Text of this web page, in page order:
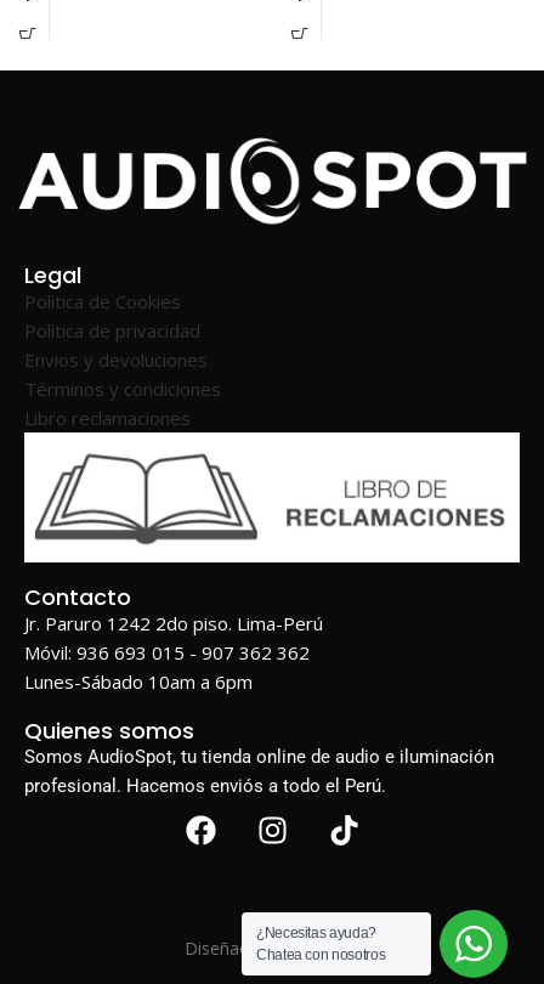
Legal
Política de Cookies
Política de privacidad
Envios y devoluciones
Términos y condiciones
Libro reclamaciones
Contacto
Jr. Paruro 1242 2do piso. Lima-Perú
Móvil: 936 693 015 - 907 362 362
Lunes-Sábado 10am a 6pm
Quienes somos
Somos AudioSpot, tu tienda online de audio e iluminación
profesional. Hacemos enviós a todo el Perú.
Diseñado porBIGWEB
¿Necesitas ayuda?
Chatea con nosotros